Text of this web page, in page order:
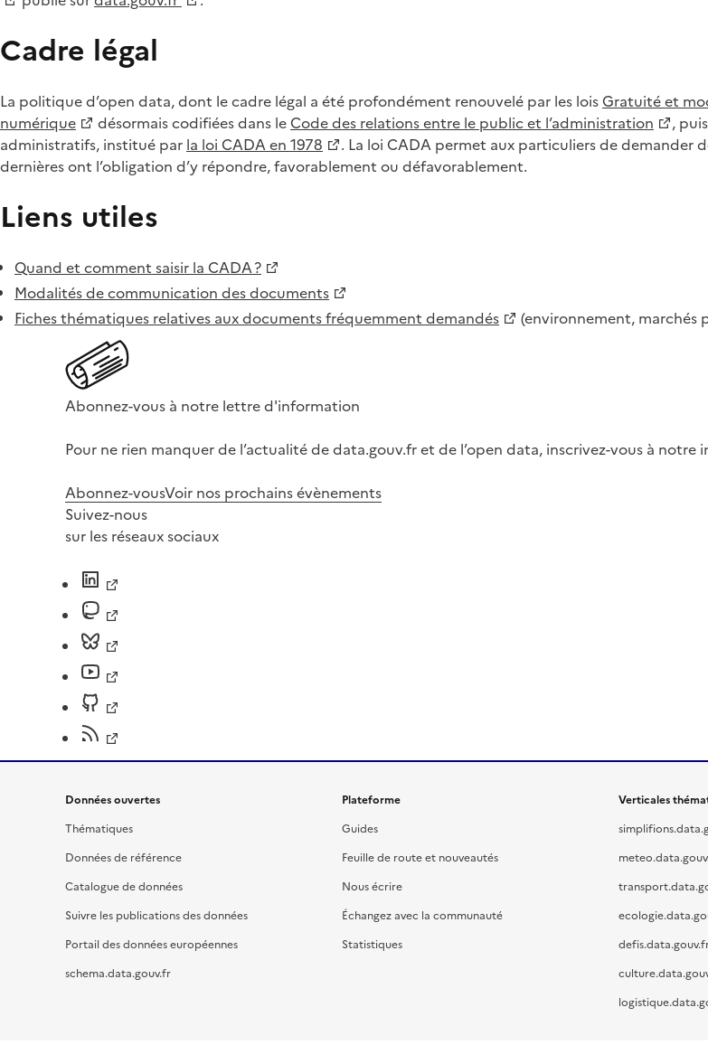
Cadre légal
La politique d’open data, dont le cadre légal a été profondément renouvelé par les loisGratuité et
numérique
désormais codifiées dans le Code des relations entre le public et l’administration
,
administratifs, institué par la loi CADA en 1978
. La loi CADA permet aux particuliers de demander
dernières ont l’obligation d’y répondre, favorablement ou défavorablement.
Liens utiles
Quand et comment saisir la CADA ?
Modalités de communication des documents
Fiches thématiques relatives aux documents fréquemment demandés
(environnement, marchés
Abonnez-vous à notre lettre d'information
Pour ne rien manquer de l’actualité de data.gouv.fr et de l’open data, inscrivez-vous à
Abonnez-vousVoir nos prochains évènements
Suivez-nous
sur les réseaux sociaux
Données ouvertes
Thématiques
Données de référence
Catalogue de données
Suivre les publications des données
Portail des données européennes
schema.data.gouv.fr
Plateforme
Guides
Feuille de route et nouveautés
Nous écrire
Échangez avec la communauté
Statistiques
Verticales